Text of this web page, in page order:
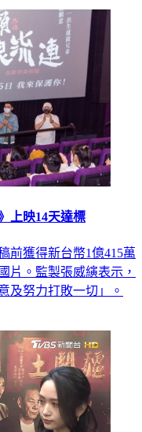
上映14天達標
前獲得新台幣1億415萬
片。監製張威縯表示，
及努力打敗一切」。